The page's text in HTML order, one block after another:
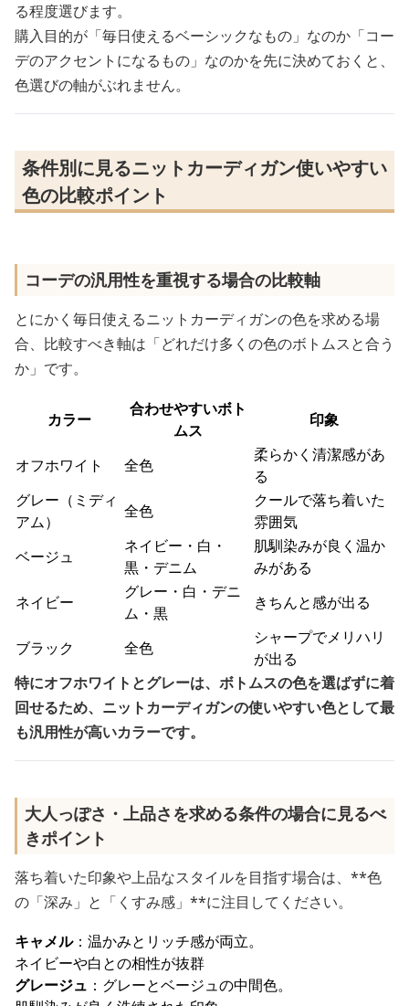
る程度選びます。
購入目的が「毎日使えるベーシックなもの」なのか「コー
デのアクセントになるもの」なのかを先に決めておくと、
色選びの軸がぶれません。
条件別に見るニットカーディガン使いやすい
色の比較ポイント
コーデの汎用性を重視する場合の比較軸
とにかく毎日使えるニットカーディガンの色を求める場
合、比較すべき軸は「どれだけ多くの色のボトムスと合う
か」です。
カラー
合わせやすいボト
ムス
印象
オフホワイト 全色
柔らかく清潔感があ
る
グレー（ミディ
アム）
全色
クールで落ち着いた
雰囲気
ベージュ
ネイビー・白・
黒・デニム
肌馴染みが良く温か
みがある
ネイビー
グレー・白・デニ
ム・黒
きちんと感が出る
ブラック 全色
シャープでメリハリ
が出る
特にオフホワイトとグレーは、ボトムスの色を選ばずに着
回せるため、ニットカーディガンの使いやすい色として最
も汎用性が高いカラーです。
大人っぽさ・上品さを求める条件の場合に見るべ
きポイント
落ち着いた印象や上品なスタイルを目指す場合は、**色
の「深み」と「くすみ感」**に注目してください。
キャメル：温かみとリッチ感が両立。
ネイビーや白との相性が抜群
グレージュ ：グレーとベージュの中間色。